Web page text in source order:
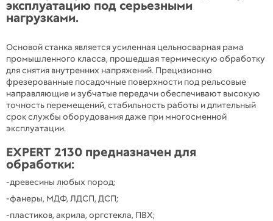
эксплуатацию под серьезными
нагрузками.
Основой станка является усиленная цельносварная рама
промышленного класса, прошедшая термическую обработку
для снятия внутренних напряжений. Прецизионно
фрезерованные посадочные поверхности под рельсовые
направляющие и зубчатые передачи обеспечивают высокую
точность перемещений, стабильность работы и длительный
срок службы оборудования даже при многосменной
эксплуатации.
EXPERT 2130 предназначен для
обработки:
-древесины любых пород;
-фанеры, МДФ, ЛДСП, ДСП;
-пластиков, акрила, оргстекла, ПВХ;